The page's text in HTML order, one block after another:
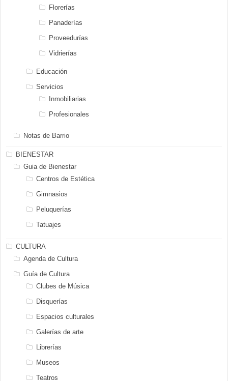
Florerías
Panaderías
Proveedurías
Vidrierías
Educación
Servicios
Inmobiliarias
Profesionales
Notas de Barrio
BIENESTAR
Guia de Bienestar
Centros de Estética
Gimnasios
Peluquerías
Tatuajes
CULTURA
Agenda de Cultura
Guía de Cultura
Clubes de Música
Disquerías
Espacios culturales
Galerías de arte
Librerías
Museos
Teatros